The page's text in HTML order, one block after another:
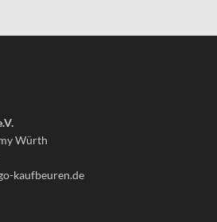
Würth
kaufbeuren.de